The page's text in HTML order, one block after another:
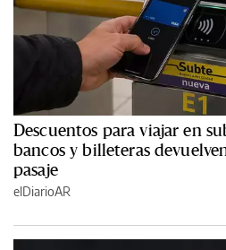
Descuentos para viajar en
bancos y billeteras
pasaje
elDiarioAR